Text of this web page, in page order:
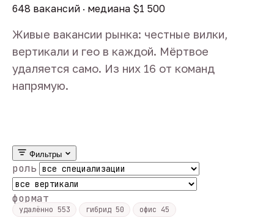
648 вакансий · медиана $1 500
Живые вакансии рынка: честные вилки,
вертикали и гео в каждой. Мёртвое
удаляется само. Из них 16 от команд
напрямую.
Фильтры
роль
формат
удалённо 553 гибрид 50 офис 45